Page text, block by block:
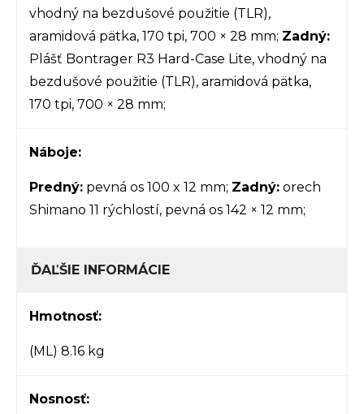
vhodný na bezdušové použitie (TLR),
aramidová pätka, 170 tpi, 700 × 28 mm; Zadný:
Plášť Bontrager R3 Hard-Case Lite, vhodný na
bezdušové použitie (TLR), aramidová pätka,
170 tpi, 700 × 28 mm;
Náboje:
Predný: pevná os 100 x 12 mm; Zadný: orech
Shimano 11 rýchlostí, pevná os 142 × 12 mm;
ĎAĽŠIE INFORMÁCIE
Hmotnosť:
(ML) 8.16 kg
Nosnosť: